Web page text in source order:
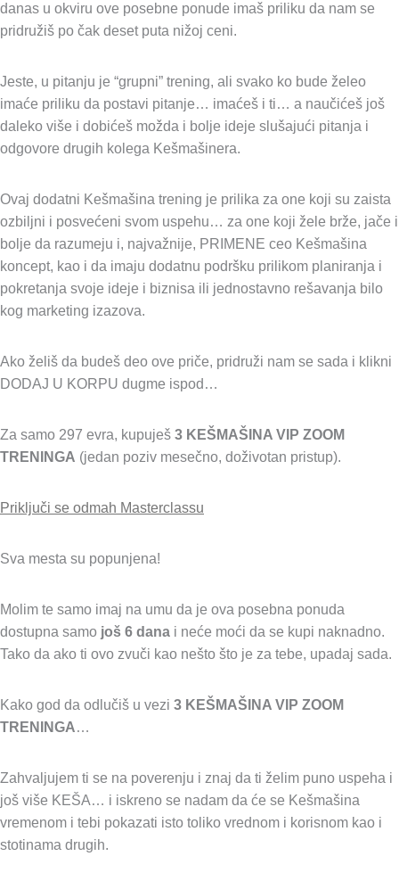
danas u okviru ove posebne ponude imaš priliku da nam se
pridružiš po čak deset puta nižoj ceni.
Jeste, u pitanju je “grupni” trening, ali svako ko bude želeo
imaće priliku da postavi pitanje… imaćeš i ti… a naučićeš još
daleko više i dobićeš možda i bolje ideje slušajući pitanja i
odgovore drugih kolega Kešmašinera.
Ovaj dodatni Kešmašina trening je prilika za one koji su zaista
ozbiljni i posvećeni svom uspehu… za one koji žele brže, jače i
bolje da razumeju i, najvažnije, PRIMENE ceo Kešmašina
koncept, kao i da imaju dodatnu podršku prilikom planiranja i
pokretanja svoje ideje i biznisa ili jednostavno rešavanja bilo
kog marketing izazova.
Ako želiš da budeš deo ove priče, pridruži nam se sada i klikni
DODAJ U KORPU dugme ispod…
Za samo 297 evra, kupuješ 3 KEŠMAŠINA VIP ZOOM
TRENINGA (jedan poziv mesečno, doživotan pristup).
Priključi se odmah Masterclassu
Sva mesta su popunjena!
Molim te samo imaj na umu da je ova posebna ponuda
dostupna samo još 6 dana i neće moći da se kupi naknadno.
Tako da ako ti ovo zvuči kao nešto što je za tebe, upadaj sada.
Kako god da odlučiš u vezi 3 KEŠMAŠINA VIP ZOOM
TRENINGA…
Zahvaljujem ti se na poverenju i znaj da ti želim puno uspeha i
još više KEŠA… i iskreno se nadam da će se Kešmašina
vremenom i tebi pokazati isto toliko vrednom i korisnom kao i
stotinama drugih.